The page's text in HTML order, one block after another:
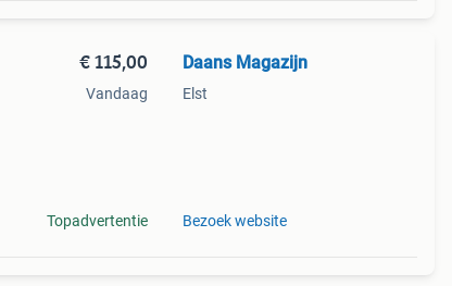
€ 115,00
Vandaag
Topadvertentie
Daans Magazijn
Elst
Bezoek website